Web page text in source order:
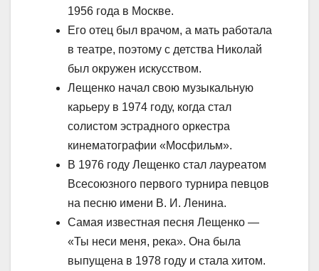
1956 года в Москве.
Его отец был врачом, а мать работала
в театре, поэтому с детства Николай
был окружен искусством.
Лещенко начал свою музыкальную
карьеру в 1974 году, когда стал
солистом эстрадного оркестра
кинематографии «Мосфильм».
В 1976 году Лещенко стал лауреатом
Всесоюзного первого турнира певцов
на песню имени В. И. Ленина.
Самая известная песня Лещенко —
«Ты неси меня, река». Она была
выпущена в 1978 году и стала хитом.